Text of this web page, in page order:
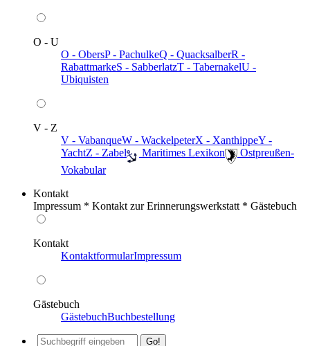
O - U
O - ObersP - PachulkeQ - QuacksalberR -
RabattmarkeS - SabberlatzT - TabernakelU -
Ubiquisten
V - Z
V - VabanqueW - WackelpeterX - XanthippeY -
YachtZ - Zabel ️ Maritimes Lexikon
️ Ostpreußen-
Vokabular
Kontakt
Impressum * Kontakt zur Erinnerungswerkstatt * Gästebuch
Kontakt
KontaktformularImpressum
Gästebuch
GästebuchBuchbestellung